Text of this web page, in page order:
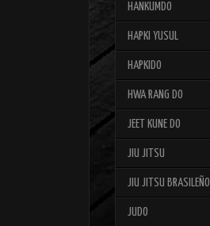
HANKUMDO
HAPKI YUSUL
HAPKIDO
HWA RANG DO
JEET KUNE DO
JIU JITSU
JIU JITSU BRASILEÑO
JUDO